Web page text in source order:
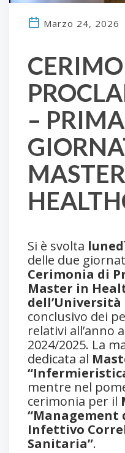
– PRIMA
Marzo 24, 2026
Si è svolta
delle due
Cerimonia di
Master in
dell’Università
conclusivo dei
relativi all’anno
2024/2025. La
dedicata al
mentre nel
cerimonia per il
“Management
Infettivo
Sanitaria”.